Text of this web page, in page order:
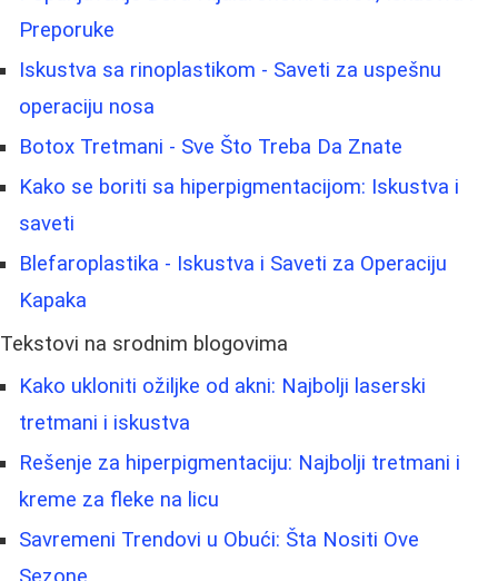
Preporuke
Iskustva sa rinoplastikom - Saveti za uspešnu
operaciju nosa
Botox Tretmani - Sve Što Treba Da Znate
Kako se boriti sa hiperpigmentacijom: Iskustva i
saveti
Blefaroplastika - Iskustva i Saveti za Operaciju
Kapaka
Tekstovi na srodnim blogovima
Kako ukloniti ožiljke od akni: Najbolji laserski
tretmani i iskustva
Rešenje za hiperpigmentaciju: Najbolji tretmani i
kreme za fleke na licu
Savremeni Trendovi u Obući: Šta Nositi Ove